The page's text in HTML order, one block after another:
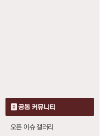
공통 커뮤니티
오픈 이슈 갤러리